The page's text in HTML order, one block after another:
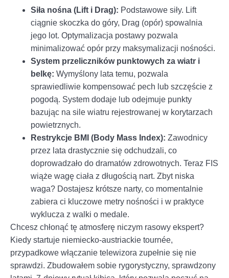
Siła nośna (Lift i Drag): Podstawowe siły. Lift
ciągnie skoczka do góry, Drag (opór) spowalnia
jego lot. Optymalizacja postawy pozwala
minimalizować opór przy maksymalizacji nośności.
System przeliczników punktowych za wiatr i
belkę: Wymyślony lata temu, pozwala
sprawiedliwie kompensować pech lub szczęście z
pogodą. System dodaje lub odejmuje punkty
bazując na sile wiatru rejestrowanej w korytarzach
powietrznych.
Restrykcje BMI (Body Mass Index): Zawodnicy
przez lata drastycznie się odchudzali, co
doprowadzało do dramatów zdrowotnych. Teraz FIS
wiąże wagę ciała z długością nart. Zbyt niska
waga? Dostajesz krótsze narty, co momentalnie
zabiera ci kluczowe metry nośności i w praktyce
wyklucza z walki o medale.
Chcesz chłonąć tę atmosferę niczym rasowy ekspert?
Kiedy startuje niemiecko-austriackie tournée,
przypadkowe włączanie telewizora zupełnie się nie
sprawdzi. Zbudowałem sobie rygorystyczny, sprawdzony